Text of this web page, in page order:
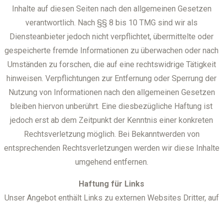
Inhalte auf diesen Seiten nach den allgemeinen Gesetzen
verantwortlich. Nach §§ 8 bis 10 TMG sind wir als
Diensteanbieter jedoch nicht verpflichtet, übermittelte oder
gespeicherte fremde Informationen zu überwachen oder nach
Umständen zu forschen, die auf eine rechtswidrige Tätigkeit
hinweisen. Verpflichtungen zur Entfernung oder Sperrung der
Nutzung von Informationen nach den allgemeinen Gesetzen
bleiben hiervon unberührt. Eine diesbezügliche Haftung ist
jedoch erst ab dem Zeitpunkt der Kenntnis einer konkreten
Rechtsverletzung möglich. Bei Bekanntwerden von
entsprechenden Rechtsverletzungen werden wir diese Inhalte
umgehend entfernen.
Haftung für Links
Unser Angebot enthält Links zu externen Websites Dritter, auf